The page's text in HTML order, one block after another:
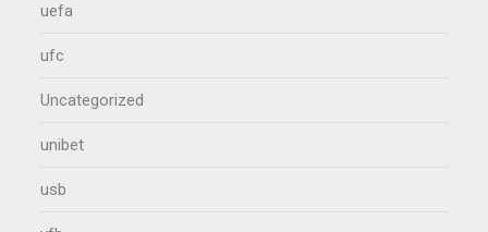
uefa
ufc
Uncategorized
unibet
usb